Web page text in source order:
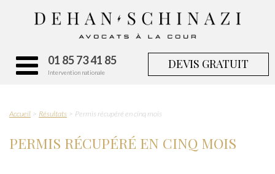
01 85 73 41 85
Intervention nationale
DEVIS GRATUIT
Accueil Résultats Permis récupéré en cinq mois
PERMIS RÉCUPÉRÉ EN CINQ MOIS